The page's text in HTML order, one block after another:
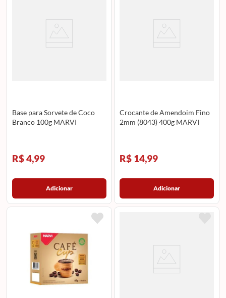
Base para Sorvete de Coco
Branco 100g MARVI
R$ 4,99
Adicionar
Crocante de Amendoim Fino
2mm (8043) 400g MARVI
R$ 14,99
Adicionar